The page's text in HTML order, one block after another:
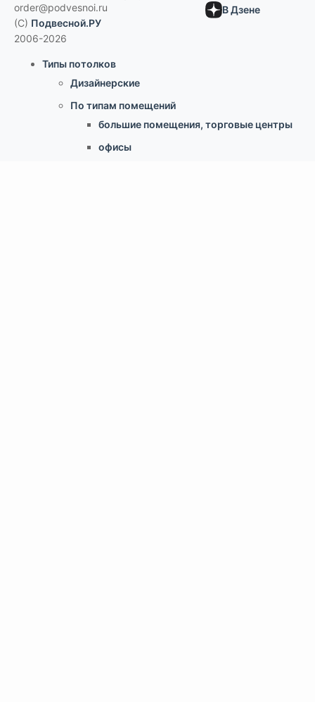
order@podvesnoi.ru
(C) Подвесной.РУ
2006-2026
В Дзене
Типы потолков
Дизайнерские
По типам помещений
большие помещения, торговые центры
офисы